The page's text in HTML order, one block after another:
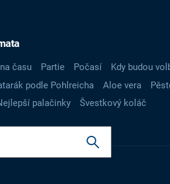
času Partie Počasí Kdy budou
podle Pohlreicha Aloe vera
palačinky Švestkový koláč